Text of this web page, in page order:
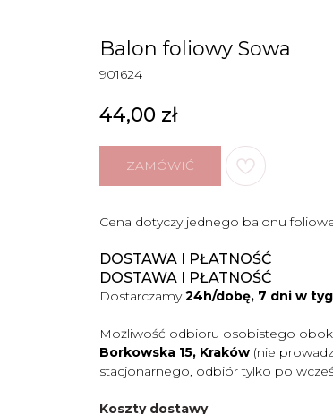
Balon foliowy Sowa
901624
44,00 zł
ZAMÓWIĆ
Cena dotyczy jednego balonu
DOSTAWA I PŁATNOŚĆ
DOSTAWA I PŁATNOŚĆ
Dostarczamy24h/dobę, 7 dni w
Możliwość odbioru osobistego obok
Borkowska 15, Kraków (nie
stacjonarnego, odbiór tylko po
Koszty dostawy